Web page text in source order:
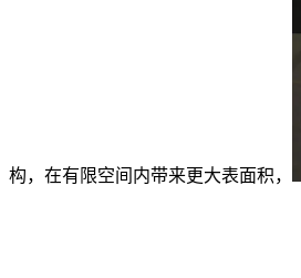
构，在有限空间内带来更大表面积，